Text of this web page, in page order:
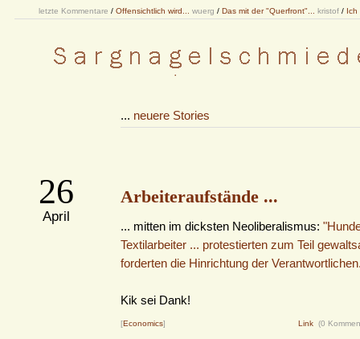
letzte Kommentare / Offensichtlich wird... wuerg / Das mit der "Querfront"... kristof / Ich
... neuere Stories
26
April
Arbeiteraufstände ...
... mitten im dicksten Neoliberalismus:
Textilarbeiter ... protestierten zum Teil
forderten die Hinrichtung der
Kik sei Dank!
[Economics] Link (0